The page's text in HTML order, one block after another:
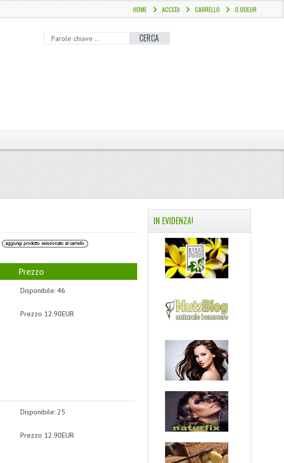
0.00EUR
CARRELLO
ACCEDI
HOME
CERCA
Prezzo
Disponibile: 46
Prezzo 12.90EUR
Disponibile: 25
Prezzo 12.90EUR
IN EVIDENZA!